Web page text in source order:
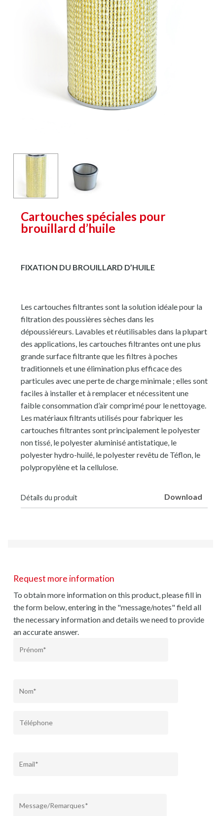
Cartouches spéciales pour
brouillard d’huile
FIXATION DU BROUILLARD D’HUILE
Les cartouches filtrantes sont la solution idéale pour la
filtration des poussières sèches dans les
dépoussiéreurs. Lavables et réutilisables dans la plupart
des applications, les cartouches filtrantes ont une plus
grande surface filtrante que les filtres à poches
traditionnels et une élimination plus efficace des
particules avec une perte de charge minimale ; elles sont
faciles à installer et à remplacer et nécessitent une
faible consommation d’air comprimé pour le nettoyage.
Les matériaux filtrants utilisés pour fabriquer les
cartouches filtrantes sont principalement le polyester
non tissé, le polyester aluminisé antistatique, le
polyester hydro-huilé, le polyester revêtu de Téflon, le
polypropylène et la cellulose.
Détails du produit Download
Request more information
To obtain more information on this product, please fill in
the form below, entering in the "message/notes" field all
the necessary information and details we need to provide
an accurate answer.